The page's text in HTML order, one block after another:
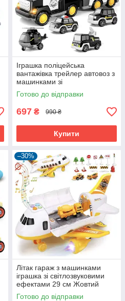
Іграшка поліцейська
вантажівка трейлер автовоз з
машинками зі
світлозвуковими ефектами 33
см Чорний (60717)
Готово до відправки
697 ₴ 990 ₴
Купити
–30%
Літак гараж з машинками
іграшка зі світлозвуковими
ефектами 29 см Жовтий
(60795)
Готово до відправки